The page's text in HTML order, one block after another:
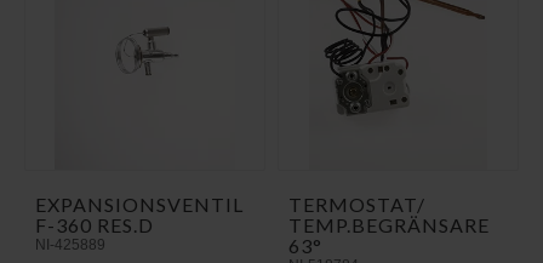
EXPANSIONSVENTIL
F-360 RES.D
NI-425889
TERMOSTAT/
TEMP.BEGRÄNSARE
63°